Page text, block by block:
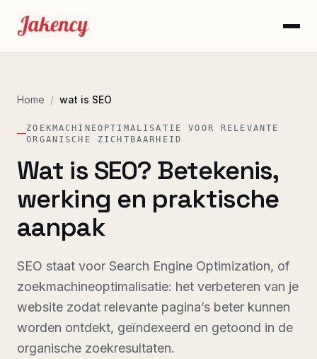
Home / wat is SEO
ZOEKMACHINEOPTIMALISATIE VOOR RELEVANTE
ORGANISCHE ZICHTBAARHEID
Wat is SEO? Betekenis,
werking en praktische
aanpak
SEO staat voor Search Engine Optimization, of
zoekmachineoptimalisatie: het verbeteren van je
website zodat relevante pagina’s beter kunnen
worden ontdekt, geïndexeerd en getoond in de
organische zoekresultaten.